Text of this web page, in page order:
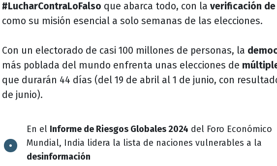
#LucharContraLoFalso que abarca todo, con la verificación
como su misión esencial a solo semanas de las elecciones.
Con un electorado de casi 100 millones de personas, la
más poblada del mundo enfrenta unas elecciones de
que durarán 44 días (del 19 de abril al 1 de junio, con
de junio).
En el Informe de Riesgos Globales 2024 del Foro Económico
Mundial, India lidera la lista de naciones vulnerables a la
desinformación